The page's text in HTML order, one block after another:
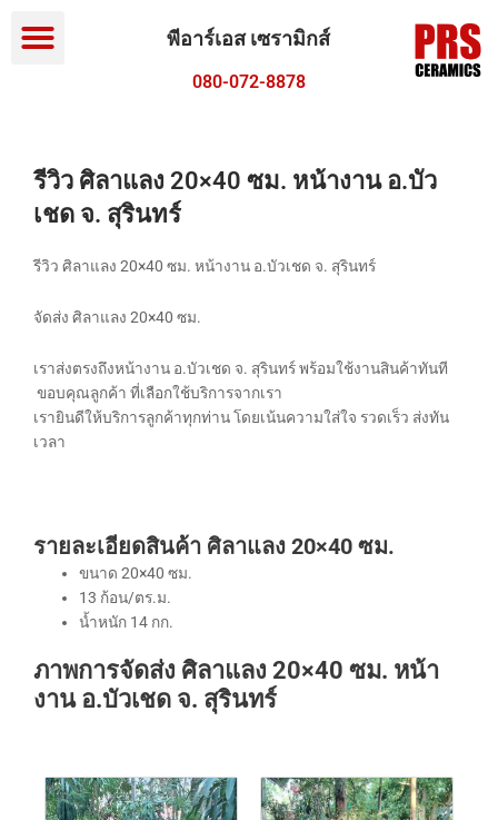
Menu พีอาร์เอส เซรามิกส์
080-072-8878
รีวิว ศิลาแลง 20×40 ซม. หน้างาน อ.บัว
เชด จ. สุรินทร์
รีวิว ศิลาแลง 20×40 ซม. หน้างาน อ.บัวเชด จ. สุรินทร์
จัดส่ง ศิลาแลง 20×40 ซม.
เราส่งตรงถึงหน้างาน อ.บัวเชด จ. สุรินทร์ พร้อมใช้งานสินค้าทันที
ขอบคุณลูกค้า ที่เลือกใช้บริการจากเรา
เรายินดีให้บริการลูกค้าทุกท่าน โดยเน้นความใส่ใจ รวดเร็ว ส่งทัน
เวลา
รายละเอียดสินค้า ศิลาแลง 20×40 ซม.
ขนาด 20×40 ซม.
13 ก้อน/ตร.ม.
น้ำหนัก 14 กก.
ภาพการจัดส่ง ศิลาแลง 20×40 ซม. หน้า
งาน อ.บัวเชด จ. สุรินทร์